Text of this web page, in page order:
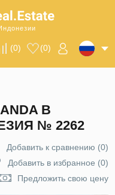
(0) (0)
В
№ 2262
Добавить к сравнению (0)
Добавить в избранное (0)
Предложить свою цену